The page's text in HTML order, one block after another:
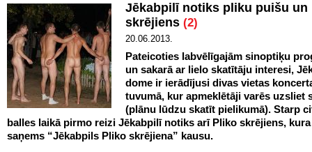
Jēkabpilī notiks pliku puišu un
skrējiens (2)
20.06.2013.
Pateicoties labvēlīgajām sinoptiķu
un sakarā ar lielo skatītāju interesi,
dome ir ierādījusi divas vietas
tuvumā, kur apmeklētāji varēs uzsliet
(plānu lūdzu skatīt pielikumā). Starp
balles laikā pirmo reizi Jēkabpilī notiks arī Pliko skrējiens,
saņems “Jēkabpils Pliko skrējiena” kausu.